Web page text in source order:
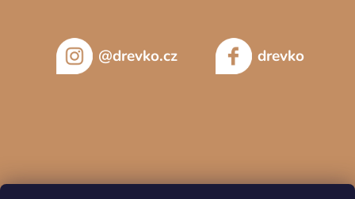
@drevko.cz drevko